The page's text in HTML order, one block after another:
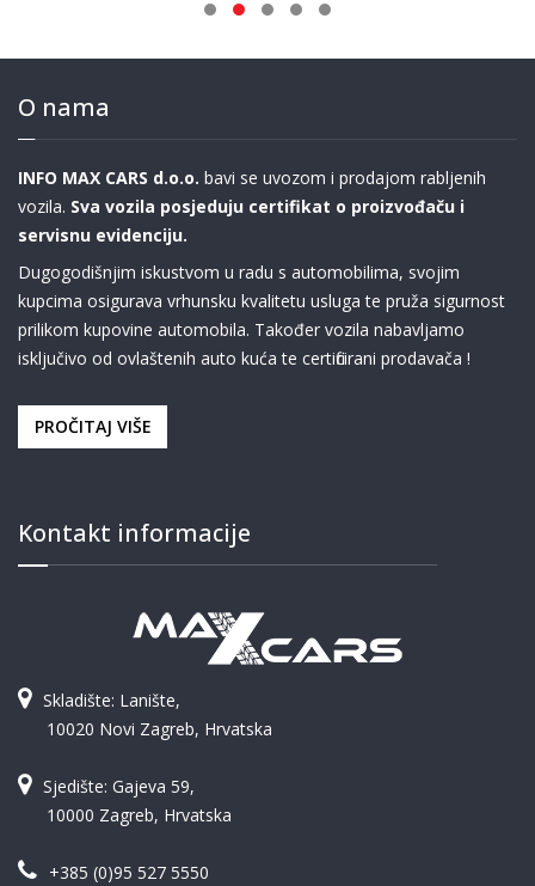
O nama
INFO MAX CARS d.o.o. bavi se uvozom i prodajom rabljenih
vozila. Sva vozila posjeduju certifikat o proizvođaču i
servisnu evidenciju.
Dugogodišnjim iskustvom u radu s automobilima, svojim
kupcima osigurava vrhunsku kvalitetu usluga te pruža sigurnost
prilikom kupovine automobila. Također vozila nabavljamo
isključivo od ovlaštenih auto kuća te certificirani prodavača !
PROČITAJ VIŠE
Kontakt informacije
Skladište: Lanište,
10020 Novi Zagreb, Hrvatska
Sjedište: Gajeva 59,
10000 Zagreb, Hrvatska
+385 (0)95 527 5550